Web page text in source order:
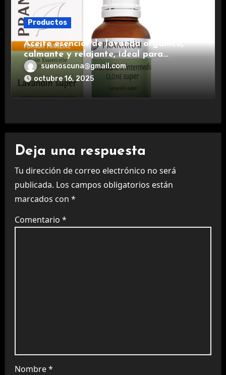
Productos
Aceite esencial de lavanda orgánico,
calmante y relajante, ideal para
aromaterapia.
suenoscuna@gmail.com
octubre 16, 2025
Deja una respuesta
Tu dirección de correo electrónico no será
publicada. Los campos obligatorios están
marcados con *
Comentario *
Nombre*